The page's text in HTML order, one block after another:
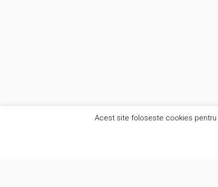
Acest site foloseste cookies pentru